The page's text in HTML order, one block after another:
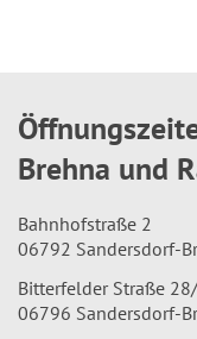
Brehna und
Bahnhofstraße 2
06792 Sandersdorf-
Bitterfelder Straße
06796 Sandersdorf-